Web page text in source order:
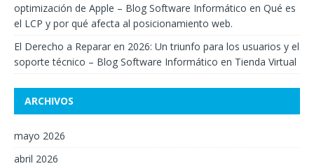
optimización de Apple – Blog Software Informático en Qué es
el LCP y por qué afecta al posicionamiento web.
El Derecho a Reparar en 2026: Un triunfo para los usuarios y el
soporte técnico – Blog Software Informático en Tienda Virtual
ARCHIVOS
mayo 2026
abril 2026